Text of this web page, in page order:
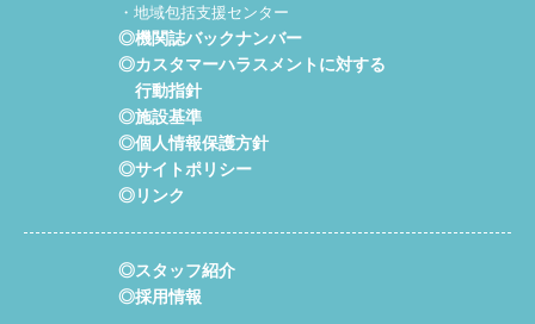
・地域包括支援センター
◎機関誌バックナンバー
◎カスタマーハラスメントに対する
行動指針
◎施設基準
◎個人情報保護方針
◎サイトポリシー
◎リンク
◎スタッフ紹介
◎採用情報